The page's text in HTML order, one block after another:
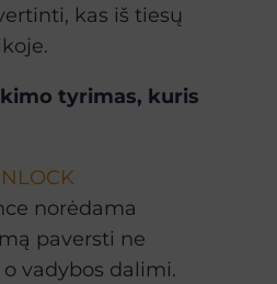
kas iš tiesų
tyrimas, kuris
norėdama
paversti ne
vadybos dalimi.